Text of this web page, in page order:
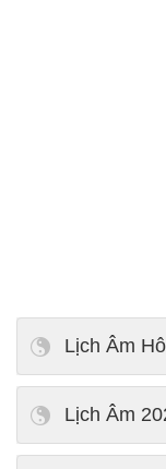
Lịch Âm
Lịch Âm